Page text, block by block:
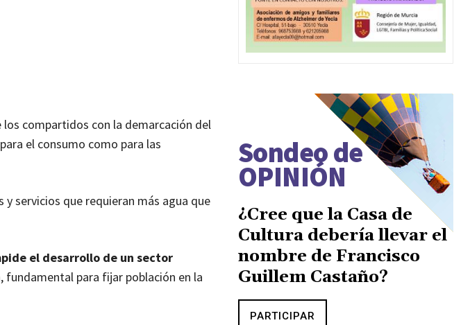
los compartidos con la demarcación del
el consumo como para las
servicios que requieran más agua que
el desarrollo de un sector
para fijar población en la
Sondeo de
OPINIÓN
¿Cree que la Casa de
Cultura debería llevar el
nombre de Francisco
Guillem Castaño?
PARTICIPAR